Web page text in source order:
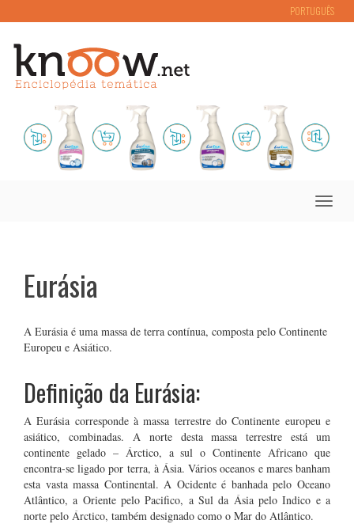
PORTUGUÊS
Toggle
Eurásia
A Eurásia é uma massa de terra contínua, composta pelo Continente
Europeu e Asiático.
Definição da Eurásia:
A Eurásia corresponde à massa terrestre do Continente europeu e
asiático, combinadas. A norte desta massa terrestre está um
continente gelado – Árctico, a sul o Continente Africano que
encontra-se ligado por terra, à Ásia. Vários oceanos e mares banham
esta vasta massa Continental. A Ocidente é banhada pelo Oceano
Atlântico, a Oriente pelo Pacifico, a Sul da Ásia pelo Indico e a
norte pelo Árctico, também designado como o Mar do Atlântico.